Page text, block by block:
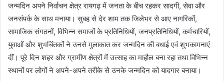
जन्मदिन अपने निर्वाचन क्षेत्र रायगढ़ में जनता के बीच रहकर सादगी, सेवा और
जनसंपर्क के साथ मनाया। सुबह से देर शाम तक जिलेभर से आए नागरिकों,
सामाजिक संगठनों, विभिन्न समाजों के प्रतिनिधियों, जनप्रतिनिधियों, कर्मचारियों,
युवाओं और शुभचिंतकों ने उनसे मुलाकात कर जन्मदिन की बधाई एवं शुभकामनाएं
दीं। पूरे दिन शहर और ग्रामीण क्षेत्रों में उत्साह का माहौल बना रहा तथा विभिन्न
स्थानों पर लोगों ने अपने-अपने तरीके से उनके जन्मदिन को यादगार बनाया।